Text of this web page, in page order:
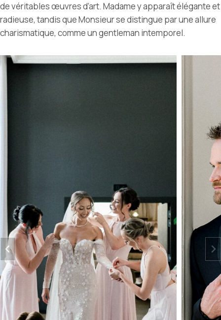
de véritables œuvres d’art. Madame y apparaît élégante et
radieuse, tandis que Monsieur se distingue par une allure
charismatique, comme un gentleman intemporel.